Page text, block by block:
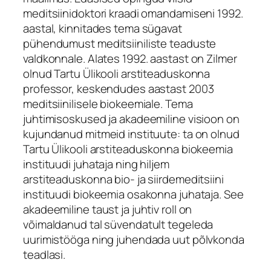
meditsiinidoktori kraadi omandamiseni 1992.
aastal, kinnitades tema sügavat
pühendumust meditsiiniliste teaduste
valdkonnale. Alates 1992. aastast on Zilmer
olnud Tartu Ülikooli arstiteaduskonna
professor, keskendudes aastast 2003
meditsiinilisele biokeemiale. Tema
juhtimisoskused ja akadeemiline visioon on
kujundanud mitmeid instituute: ta on olnud
Tartu Ülikooli arstiteaduskonna biokeemia
instituudi juhataja ning hiljem
arstiteaduskonna bio- ja siirdemeditsiini
instituudi biokeemia osakonna juhataja. See
akadeemiline taust ja juhtiv roll on
võimaldanud tal süvendatult tegeleda
uurimistööga ning juhendada uut põlvkonda
teadlasi.